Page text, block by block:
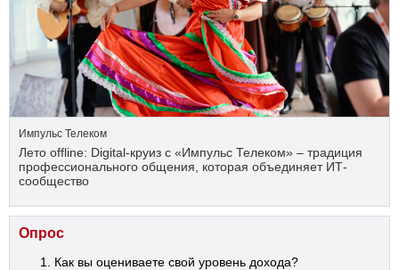
Импульс Телеком
Лето offline: Digital-круиз с «Импульс Телеком» – традиция
профессионального общения, которая объединяет ИТ-
сообщество
Опрос
Как вы оцениваете свой уровень дохода?